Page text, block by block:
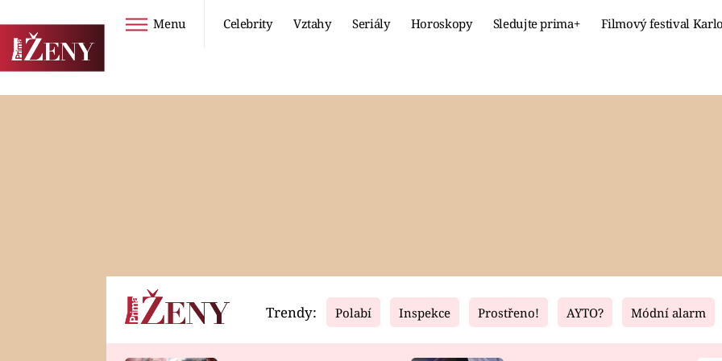
Menu Celebrity Vztahy Seriály Horoskopy Sledujte prima+ Filmový festival
Horoskopy Video Fresh Living
Trendy: Polabí Inspekce Prostřeno! AYTO? Módní alarm